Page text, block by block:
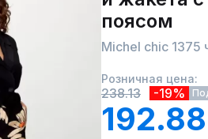
поясом
Michel chic
Розничная цена:
238.13 -19%